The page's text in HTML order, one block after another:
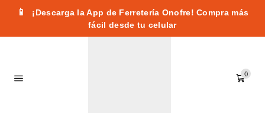
📱
¡Descarga la App de Ferretería Onofre! Compra más
fácil desde tu celular
0